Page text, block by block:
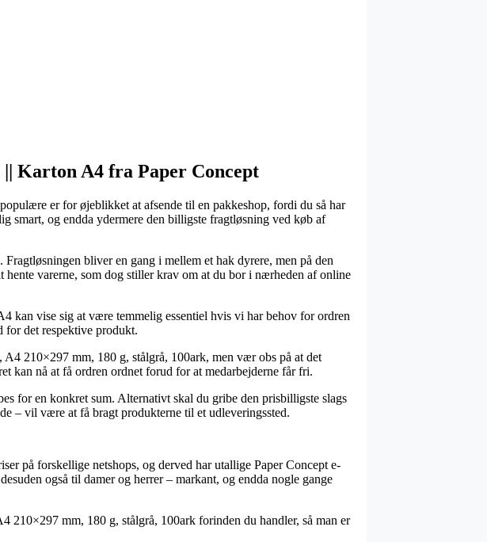
Karton A4 fra Paper Concept
er for øjeblikket at afsende til en pakkeshop, fordi du så har
smart, og endda ydermere den billigste fragtløsning ved køb af
bliver en gang i mellem et hak dyrere, men på den
varerne, som dog stiller krav om at du bor i nærheden af online
kan vise sig at være temmelig essentiel hvis vi har behov for ordren
for det respektive produkt.
210×297 mm, 180 g, stålgrå, 100ark, men vær obs på at det
kan nå at få ordren ordnet forud for at medarbejderne får fri.
for en konkret sum. Alternativt skal du gribe den prisbilligste slags
– vil være at få bragt produkterne til et udleveringssted.
på forskellige netshops, og derved har utallige Paper Concept e-
også til damer og herrer – markant, og endda nogle gange
210×297 mm, 180 g, stålgrå, 100ark forinden du handler, så man er